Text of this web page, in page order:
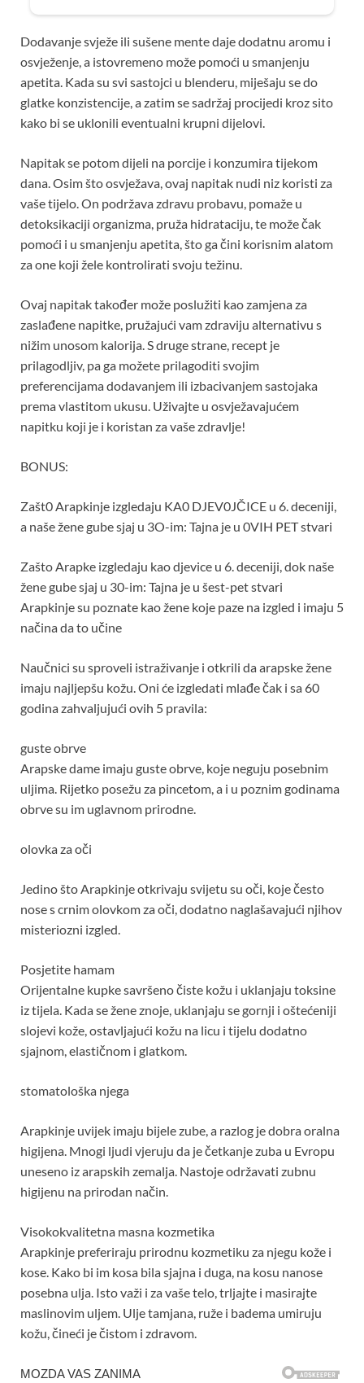
Dodavanje svježe ili sušene mente daje dodatnu aromu i
osvježenje, a istovremeno može pomoći u smanjenju
apetita. Kada su svi sastojci u blenderu, miješaju se do
glatke konzistencije, a zatim se sadržaj procijedi kroz sito
kako bi se uklonili eventualni krupni dijelovi.
Napitak se potom dijeli na porcije i konzumira tijekom
dana. Osim što osvježava, ovaj napitak nudi niz koristi za
vaše tijelo. On podržava zdravu probavu, pomaže u
detoksikaciji organizma, pruža hidrataciju, te može čak
pomoći i u smanjenju apetita, što ga čini korisnim alatom
za one koji žele kontrolirati svoju težinu.
Ovaj napitak također može poslužiti kao zamjena za
zaslađene napitke, pružajući vam zdraviju alternativu s
nižim unosom kalorija. S druge strane, recept je
prilagodljiv, pa ga možete prilagoditi svojim
preferencijama dodavanjem ili izbacivanjem sastojaka
prema vlastitom ukusu. Uživajte u osvježavajućem
napitku koji je i koristan za vaše zdravlje!
BONUS:
Zašt0 Arapkinje izgledaju KA0 DJEV0JČICE u 6. deceniji,
a naše žene gube sjaj u 3O-im: Tajna je u 0VIH PET stvari
Zašto Arapke izgledaju kao djevice u 6. deceniji, dok naše
žene gube sjaj u 30-im: Tajna je u šest-pet stvari
Arapkinje su poznate kao žene koje paze na izgled i imaju 5
načina da to učine
Naučnici su sproveli istraživanje i otkrili da arapske žene
imaju najljepšu kožu. Oni će izgledati mlađe čak i sa 60
godina zahvaljujući ovih 5 pravila:
guste obrve
Arapske dame imaju guste obrve, koje neguju posebnim
uljima. Rijetko posežu za pincetom, a i u poznim godinama
obrve su im uglavnom prirodne.
olovka za oči
Jedino što Arapkinje otkrivaju svijetu su oči, koje često
nose s crnim olovkom za oči, dodatno naglašavajući njihov
misteriozni izgled.
Posjetite hamam
Orijentalne kupke savršeno čiste kožu i uklanjaju toksine
iz tijela. Kada se žene znoje, uklanjaju se gornji i oštećeniji
slojevi kože, ostavljajući kožu na licu i tijelu dodatno
sjajnom, elastičnom i glatkom.
stomatološka njega
Arapkinje uvijek imaju bijele zube, a razlog je dobra oralna
higijena. Mnogi ljudi vjeruju da je četkanje zuba u Evropu
uneseno iz arapskih zemalja. Nastoje održavati zubnu
higijenu na prirodan način.
Visokokvalitetna masna kozmetika
Arapkinje preferiraju prirodnu kozmetiku za njegu kože i
kose. Kako bi im kosa bila sjajna i duga, na kosu nanose
posebna ulja. Isto važi i za vaše telo, trljajte i masirajte
maslinovim uljem. Ulje tamjana, ruže i badema umiruju
kožu, čineći je čistom i zdravom.